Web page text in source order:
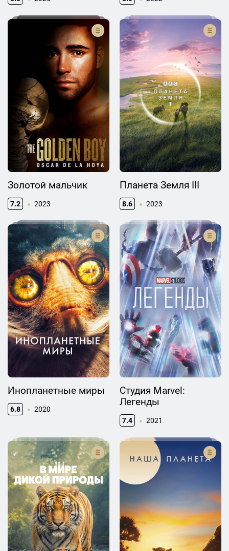
Золотой мальчик
7.2 2023
Планета Земля III
8.6 2023
Инопланетные миры
6.8 2020
Студия Marvel:
Легенды
7.4 2021